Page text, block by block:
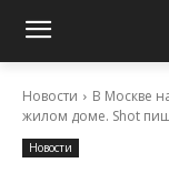
Новости
В Москве
жилом доме. Shot
Новости